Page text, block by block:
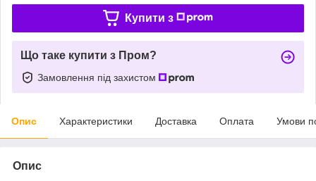
Купити з
Що таке купити з Пром?
Замовлення під захистом
Опис Характеристики Доставка Оплата Умови
Опис